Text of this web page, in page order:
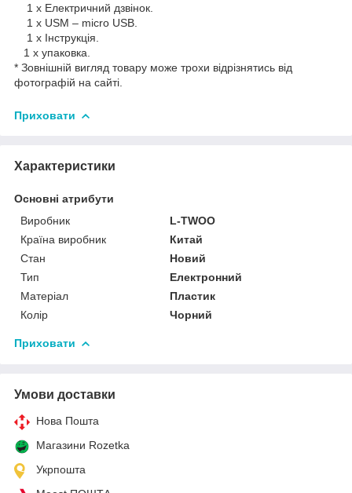
1 х Електричний дзвінок.
1 х USM – micro USB.
1 х Інструкція.
1 х упаковка.
* Зовнішній вигляд товару може трохи відрізнятись від
фотографій на сайті.
Приховати
Характеристики
Основні атрибути
Виробник
L-TWOO
Країна виробник
Китай
Стан
Новий
Тип
Електронний
Матеріал
Пластик
Колір
Чорний
Приховати
Умови доставки
Нова Пошта
Магазини Rozetka
Укрпошта